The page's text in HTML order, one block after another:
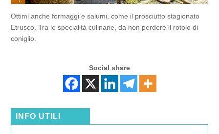
Ottimi anche formaggi e salumi, come il prosciutto stagionato
Etrusco. Tra le specialità culinarie, da non perdere il rotolo di
coniglio.
Social share
INFO UTILI